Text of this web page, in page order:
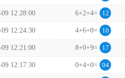
09 12:28:00 6+2+4= 12
09 12:24:30 4+6+0= 10
09 12:21:00 8+0+9= 17
09 12:17:30 0+4+0= 04